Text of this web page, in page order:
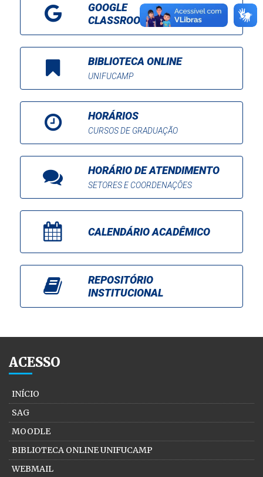
GOOGLE
CLASSROOM
BIBLIOTECA ONLINE
UNIFUCAMP
HORÁRIOS
CURSOS DE GRADUAÇÃO
HORÁRIO DE ATENDIMENTO
SETORES E COORDENAÇÕES
CALENDÁRIO ACADÊMICO
REPOSITÓRIO
INSTITUCIONAL
ACESSO
INÍCIO
SAG
MOODLE
BIBLIOTECA ONLINE UNIFUCAMP
WEBMAIL